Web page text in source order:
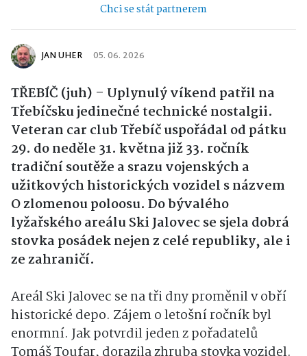
Chci se stát partnerem
JAN UHER 05. 06. 2026
TŘEBÍČ (juh) – Uplynulý víkend patřil na
Třebíčsku jedinečné technické nostalgii.
Veteran car club Třebíč uspořádal od pátku
29. do neděle 31. května již 33. ročník
tradiční soutěže a srazu vojenských a
užitkových historických vozidel s názvem
O zlomenou poloosu. Do bývalého
lyžařského areálu Ski Jalovec se sjela dobrá
stovka posádek nejen z celé republiky, ale i
ze zahraničí.
Areál Ski Jalovec se na tři dny proměnil v obří
historické depo. Zájem o letošní ročník byl
enormní. Jak potvrdil jeden z pořadatelů